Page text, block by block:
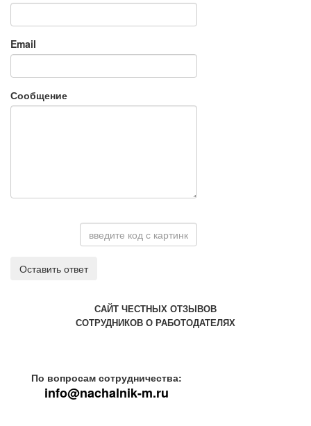
Email
Сообщение
Оставить ответ
САЙТ ЧЕСТНЫХ ОТЗЫВОВ
СОТРУДНИКОВ О РАБОТОДАТЕЛЯХ
По вопросам сотрудничества:
info@nachalnik-m.ru